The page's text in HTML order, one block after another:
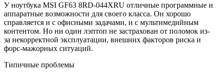
У ноутбука MSI GF63 8RD-044XRU отличные программные и
аппаратные возможности для своего класса. Он хорошо
справляется и с офисными задачами, и с мультимедийным
контентом. Но ни один лэптоп не застрахован от поломок из-
за некорректной эксплуатации, внешних факторов риска и
форс-мажорных ситуаций.
Типичные проблемы